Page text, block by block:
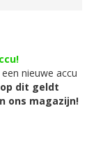
nieuwe accu
dit geldt
ons magazijn!